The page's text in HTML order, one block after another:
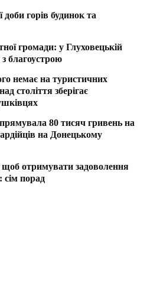
горів будинок та
громади: у Глуховецькій
благоустрою
немає на туристичних
століття зберігає
80 тисяч гривень на
на Донецькому
щоб отримувати задоволення
сім порад